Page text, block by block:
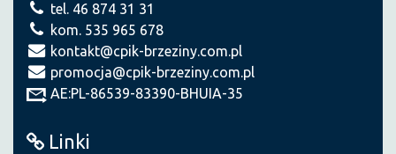
tel. 46 874 31 31
kom. 535 965 678
kontakt@cpik-brzeziny.com.pl
promocja@cpik-brzeziny.com.pl
AE:PL-86539-83390-BHUIA-35
Linki